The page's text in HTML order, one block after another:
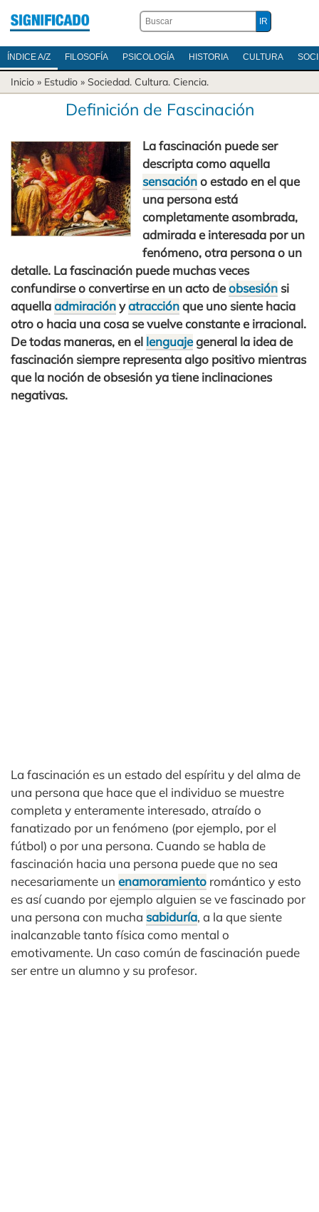
ÍNDICE A/Z FILOSOFÍA PSICOLOGÍA HISTORIA CULTURA
Inicio » Estudio » Sociedad. Cultura. Ciencia.
Definición de Fascinación
La fascinación puede ser
descripta como aquella
sensacióno estado en el que
una persona está
completamente asombrada,
admirada e interesada por un
fenómeno, otra persona o un
detalle. La fascinación puede muchas veces
confundirse o convertirse en un acto deobsesión si
aquellaadmiraciónyatracciónque uno siente hacia
otro o hacia una cosa se vuelve constante e irracional.
De todas maneras, en el lenguajegeneral la idea de
fascinación siempre representa algo positivo mientras
que la noción de obsesión ya tiene inclinaciones
negativas.
La fascinación es un estado del espíritu y del alma de
una persona que hace que el individuo se muestre
completa y enteramente interesado, atraído o
fanatizado por un fenómeno (por ejemplo, por el
fútbol) o por una persona. Cuando se habla de
fascinación hacia una persona puede que no sea
necesariamente un enamoramiento romántico y esto
es así cuando por ejemplo alguien se ve fascinado por
una persona con mucha sabiduría, a la que siente
inalcanzable tanto física como mental o
emotivamente. Un caso común de fascinación puede
ser entre un alumno y su profesor.